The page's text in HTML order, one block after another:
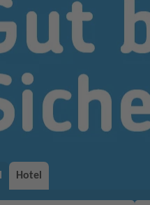
Hotel